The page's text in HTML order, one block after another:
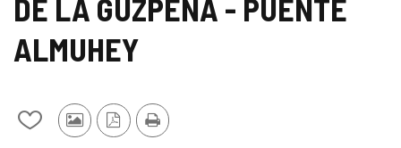
León
DE LA GUZPEÑA - PUENTE
ALMUHEY
AdicionarFotos VersãoImprimir